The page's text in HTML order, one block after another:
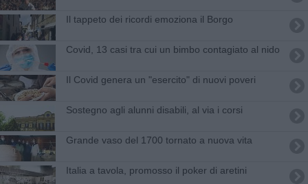
Il tappeto dei ricordi emoziona il Borgo
Covid, 13 casi tra cui un bimbo contagiato al nido
Il Covid genera un "esercito" di nuovi poveri
Sostegno agli alunni disabili, al via i corsi
Grande vaso del 1700 tornato a nuova vita
Italia a tavola, promosso il poker di aretini